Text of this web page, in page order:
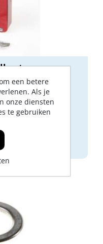
een betere
Als je
onze diensten
te gebruiken